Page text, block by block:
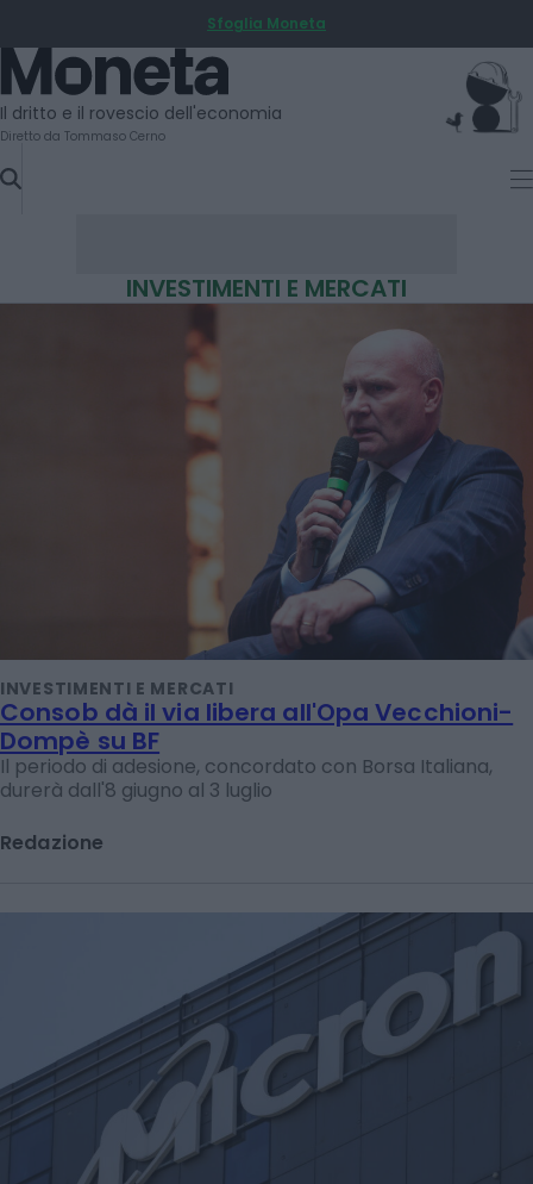
TO
CONTENT
Sfoglia Moneta
Moneta
Il dritto e il rovescio dell'economia
Diretto da Tommaso Cerno
INVESTIMENTI E MERCATI
INVESTIMENTI E MERCATI
Consob dà il via libera all'Opa Vecchioni-
Dompè su BF
Il periodo di adesione, concordato con Borsa Italiana,
durerà dall'8 giugno al 3 luglio
Redazione